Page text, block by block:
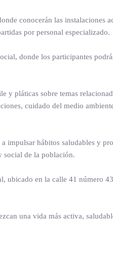
conocerán las instalaciones
por personal especializado.
donde los participantes
y pláticas sobre temas
cuidado del medio
impulsar hábitos saludables y
social de la población.
ubicado en la calle 41 número
una vida más activa,